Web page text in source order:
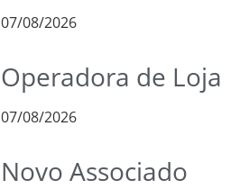
07/08/2026
Operadora de Loja
07/08/2026
Novo Associado